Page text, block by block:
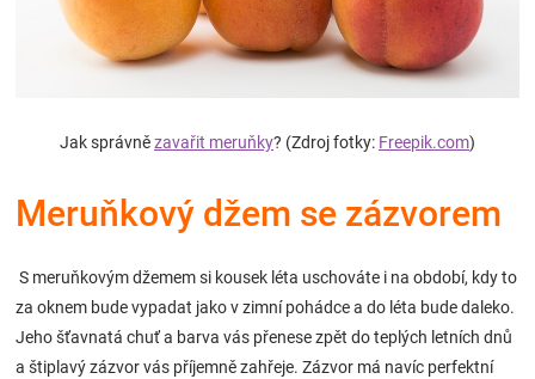
Těhotenské
Značky
Blog
Hračkářství
Jak správnězavařit meruňky? (Zdroj fotky: Freepik.com)
Meruňkový džem se zázvorem
S meruňkovým džemem si kousek léta uschováte i na období, kdy to
za oknem bude vypadat jako v zimní pohádce a do léta bude daleko.
Jeho šťavnatá chuť a barva vás přenese zpět do teplých letních dnů
a štiplavý zázvor vás příjemně zahřeje. Zázvor má navíc perfektní